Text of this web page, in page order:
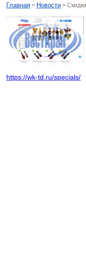
Главная > Новости >
https://wk-td.ru/specials/